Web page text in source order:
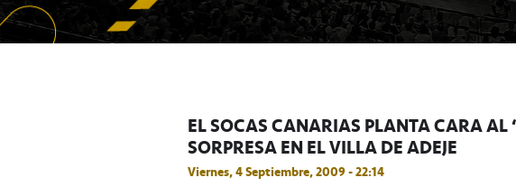
EL SOCAS CANARIAS PLANTA CARA AL
SORPRESA EN EL VILLA DE ADEJE
Viernes, 4 Septiembre, 2009 - 22:14